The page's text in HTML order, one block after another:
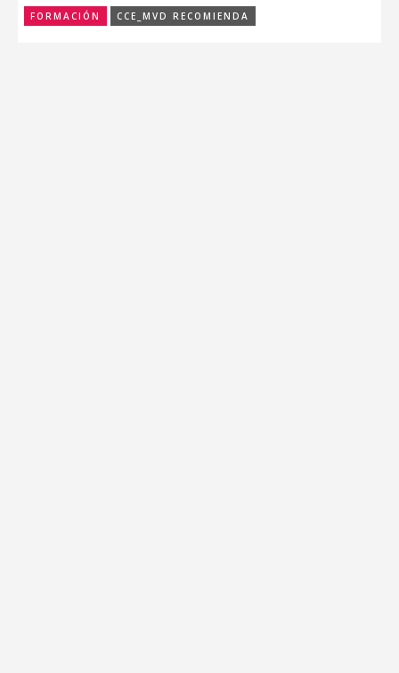
FORMACIÓN CCE_MVD RECOMIENDA